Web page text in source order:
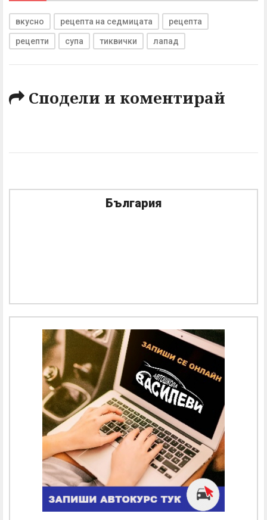
вкусно рецепта на седмицата рецепта
рецепти супа тиквички лапад
Сподели и коментирай
България